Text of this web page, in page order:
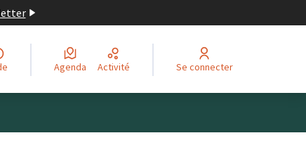
Agenda Activité Se connecter